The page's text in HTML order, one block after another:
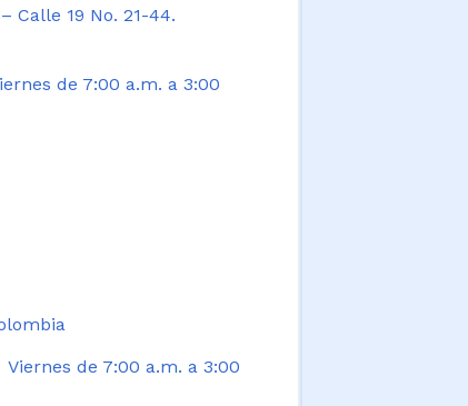
Calle 19 No. 21-44.
de 7:00 a.m. a 3:00
de 7:00 a.m. a 3:00